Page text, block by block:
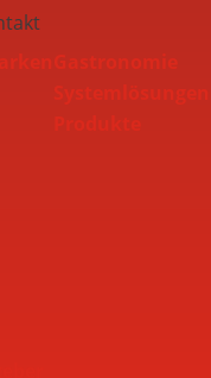
Gastronomie
Systemlösungen
Produkte